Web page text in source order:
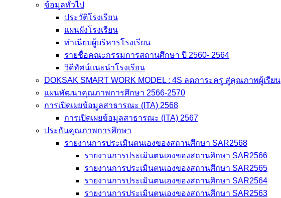
ข้อมูลทั่วไป
ประวัติโรงเรียน
แผนผังโรงเรียน
ทำเนียบผู้บริหารโรงเรียน
รายชื่อคณะกรรมการสถานศึกษา ปี 2560- 2564
วิดีทัศน์แนะนำโรงเรียน
DOKSAK SMART WORK MODEL : 4S ลดภาระครู สู่คุณภาพผู้เรียน
แผนพัฒนาคุณภาพการศึกษา 2566-2570
การเปิดเผยข้อมูลสาธารณะ (ITA) 2568
การเปิดเผยข้อมูลสาธารณะ (ITA) 2567
ประกันคุณภาพการศึกษา
รายงานการประเมินตนเองของสถานศึกษา SAR2568
รายงานการประเมินตนเองของสถานศึกษา SAR2566
รายงานการประเมินตนเองของสถานศึกษา SAR2565
รายงานการประเมินตนเองของสถานศึกษา SAR2564
รายงานการประเมินตนเองของสถานศึกษา SAR2563